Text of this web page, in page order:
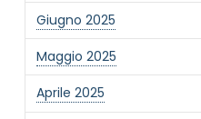
Giugno 2025
Maggio 2025
Aprile 2025